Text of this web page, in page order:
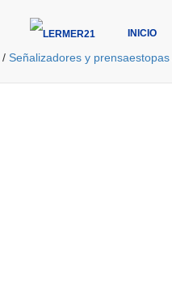
INICIO
/ Señalizadores y prensaestopas